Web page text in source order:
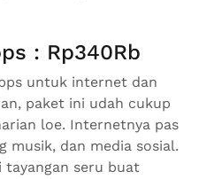
: Rp340Rb
untuk internet dan
paket ini udah cukup
loe. Internetnya pas
musik, dan media sosial.
tayangan seru buat